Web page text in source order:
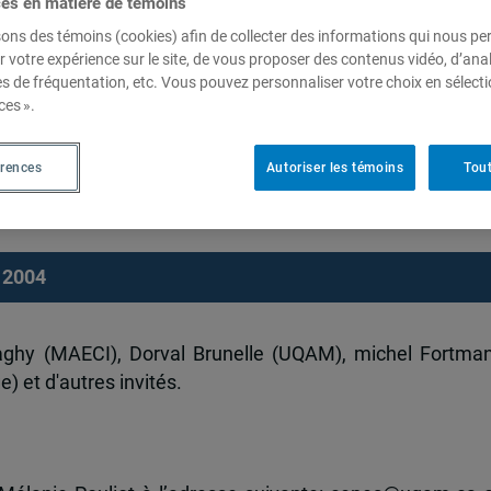
de recherche en sécurité internationale (Université de
politique étrangère et de
(MAECI), Dorval Brunelle (UQAM), michel
et d'autres invités.
des témoins (cookies) afin de collecter des informations qui nous
votre expérience sur le site, de vous proposer des contenus vidéo,
de fréquentation, etc. Vous pouvez personnaliser votre choix en
».
Autoriser les témoins